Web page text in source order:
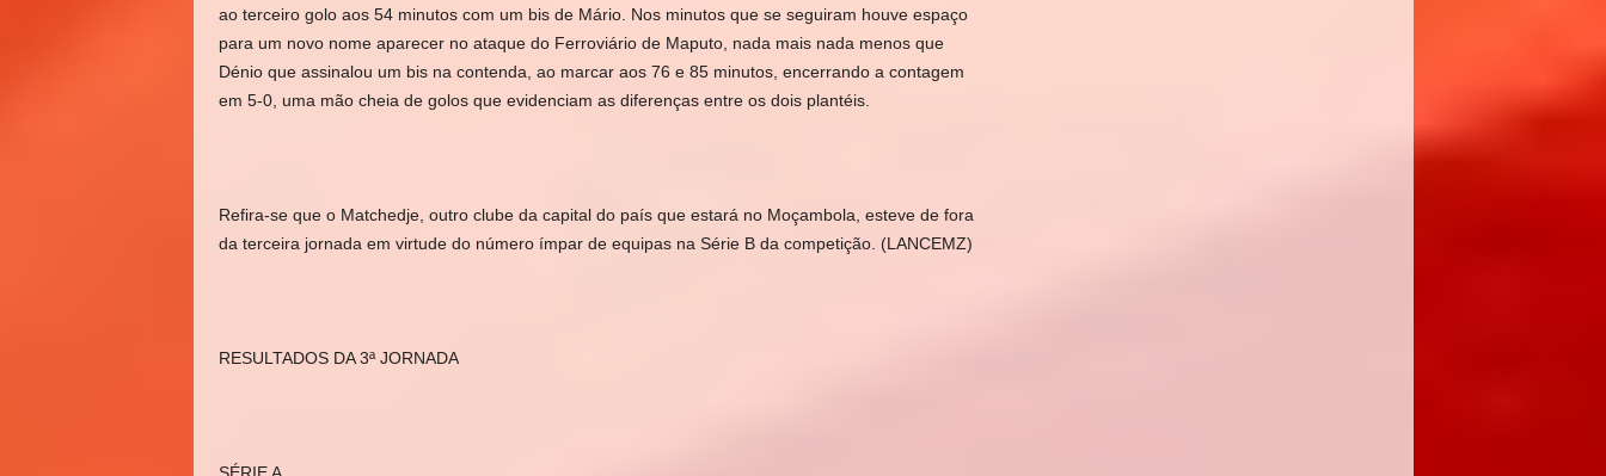
ao terceiro golo aos 54 minutos com um bis de Mário. Nos minutos que se seguiram houve espaço
para um novo nome aparecer no ataque do Ferroviário de Maputo, nada mais nada menos que
Dénio que assinalou um bis na contenda, ao marcar aos 76 e 85 minutos, encerrando a contagem
em 5-0, uma mão cheia de golos que evidenciam as diferenças entre os dois plantéis.
Refira-se que o Matchedje, outro clube da capital do país que estará no Moçambola, esteve de fora
da terceira jornada em virtude do número ímpar de equipas na Série B da competição. (LANCEMZ)
RESULTADOS DA 3ª JORNADA